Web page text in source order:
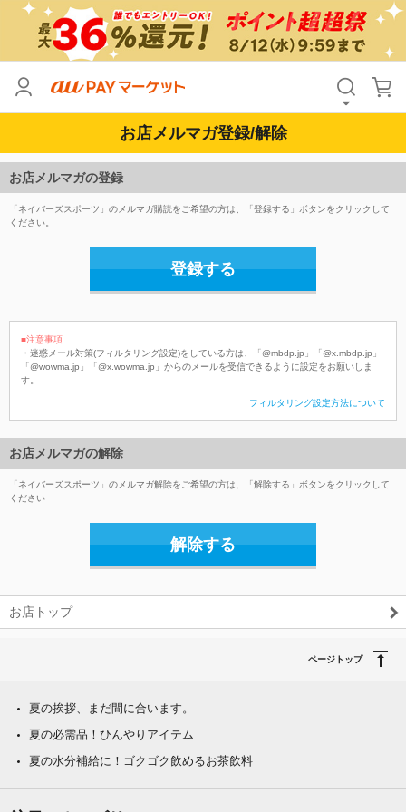
お店メルマガ登録/解除
お店メルマガの登録
「ネイバーズスポーツ」のメルマガ購読をご希望の方は、「登録する」ボタンをクリックして
ください。
登録する
■注意事項
・迷惑メール対策(フィルタリング設定)をしている方は、「@mbdp.jp」「@x.mbdp.jp」
「@wowma.jp」「@x.wowma.jp」からのメールを受信できるように設定をお願いしま
す。
フィルタリング設定方法について
お店メルマガの解除
「ネイバーズスポーツ」のメルマガ解除をご希望の方は、「解除する」ボタンをクリックして
ください
解除する
お店トップ
ページトップ
夏の挨拶、まだ間に合います。
夏の必需品！ひんやりアイテム
夏の水分補給に！ゴクゴク飲めるお茶飲料